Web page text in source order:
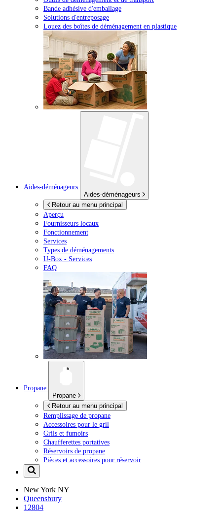
Bande adhésive d'emballage
Solutions d'entreposage
Louez des boîtes de déménagement en plastique
Aides-déménageurs
Aides-déménageurs
Retour au menu principal
Aperçu
Fournisseurs locaux
Fonctionnement
Services
Types de déménagements
U-Box - Services
FAQ
Propane
Propane
Retour au menu principal
Remplissage de propane
Accessoires pour le gril
Grils et fumoirs
Chaufferettes portatives
Réservoirs de propane
Pièces et accessoires pour réservoir
New York NY
Queensbury
12804